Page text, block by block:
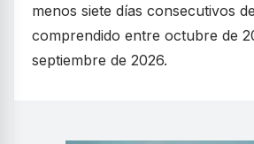
menos siete días consecutivos
comprendido entre octubre de
septiembre de 2026.